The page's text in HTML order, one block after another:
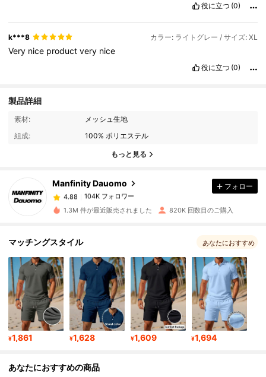
役に立つ (0)
k***8 カラー: ライトグレー / サイズ: XL
Very nice productvery nice
役に立つ (0)
製品詳細
素材:
メッシュ生地
組成:
100% ポリエステル
もっと見る
Manfinity Dauomo
104K フォロワー
4.88
104K フォロワー
m***6は1日前に購入しました
4.88 104K フォロワー
4.88 104K フォロワー
4.88 104K フォロワー
4.88 104K フォロワー
フォロー
1.3M 件が最近販売されました 820K 回数目のご購入
マッチングスタイル あなたにおすすめ
¥1,861 ¥1,628 ¥1,609 ¥1,694
あなたにおすすめの商品